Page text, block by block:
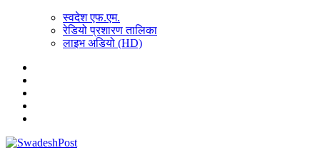
स्वदेश एफ.एम.
रेडियो प्रशारण तालिका
लाइभ अडियो (HD)